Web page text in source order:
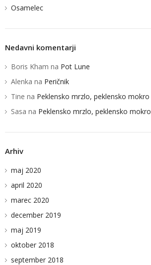
Osamelec
Nedavni komentarji
Boris Kham na Pot Lune
Alenka na Peričnik
Tine na Peklensko mrzlo, peklensko mokro
Sasa na Peklensko mrzlo, peklensko mokro
Arhiv
maj 2020
april 2020
marec 2020
december 2019
maj 2019
oktober 2018
september 2018